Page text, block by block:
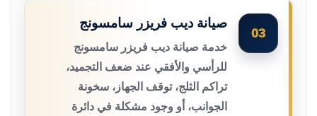
03
صيانة ديب فريزر سامسونج
خدمة صيانة ديب فريزر سامسونج
للرأسي والأفقي عند ضعف التجميد،
تراكم الثلج، توقف الجهاز، سخونة
الجوانب، أو وجود مشكلة في دائرة